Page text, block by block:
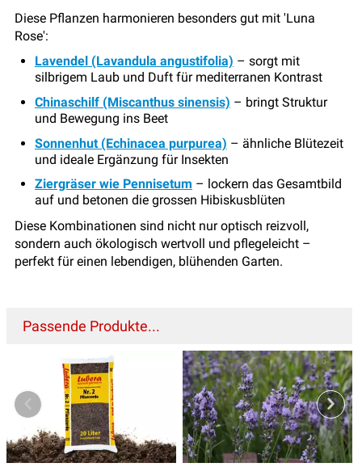
Diese Pflanzen harmonieren besonders gut mit 'Luna
Rose':
Lavendel (Lavandula angustifolia) – sorgt mit
silbrigem Laub und Duft für mediterranen Kontrast
Chinaschilf (Miscanthus sinensis) – bringt Struktur
und Bewegung ins Beet
Sonnenhut (Echinacea purpurea) – ähnliche Blütezeit
und ideale Ergänzung für Insekten
Ziergräser wie Pennisetum – lockern das Gesamtbild
auf und betonen die grossen Hibiskusblüten
Diese Kombinationen sind nicht nur optisch reizvoll,
sondern auch ökologisch wertvoll und pflegeleicht –
perfekt für einen lebendigen, blühenden Garten.
Passende Produkte...